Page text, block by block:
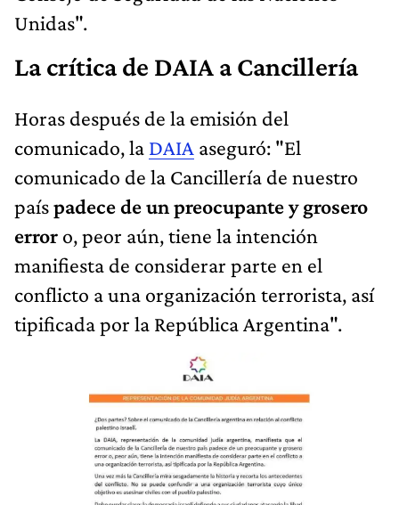
Unidas".
La crítica de DAIA a Cancillería
Horas después de la emisión del
comunicado, la DAIA aseguró: "El
comunicado de la Cancillería de nuestro
paíspadece de un preocupante y grosero
error o, peor aún, tiene la intención
manifiesta de considerar parte en el
conflicto a una organización terrorista, así
tipificada por la República Argentina".